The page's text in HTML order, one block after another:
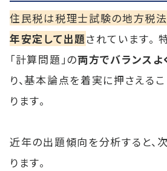
住民税は税理士試験の地方税法
年安定して出題されています。
「計算問題」の両方でバランスよ
り、基本論点を着実に押さえる
ります。
近年の出題傾向を分析すると、
ります。